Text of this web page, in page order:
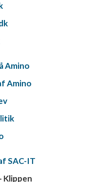
Amino
Amino
SAC-IT
Klippen